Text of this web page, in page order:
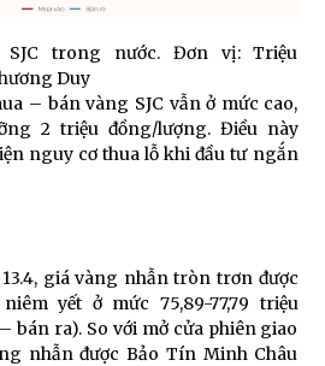
trong nước. Đơn vị: Triệu
Duy
– bán vàng SJC vẫn ở mức cao,
2 triệu đồng/lượng. Điều này
nguy cơ thua lỗ khi đầu tư ngắn
giá vàng nhẫn tròn trơn được
yết ở mức 75,89-77,79 triệu
bán ra). So với mở cửa phiên giao
nhẫn được Bảo Tín Minh Châu